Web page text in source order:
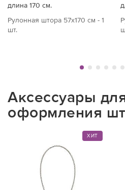
длина 170 см.
Рулонная штора 57х170 см - 1
шт.
Аксессуары
оформления
ХИТ